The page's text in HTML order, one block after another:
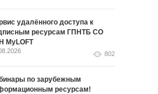
удалённого доступа к
ресурсам ГПНТБ СО
MyLOFT
802
по зарубежным
ресурсам!